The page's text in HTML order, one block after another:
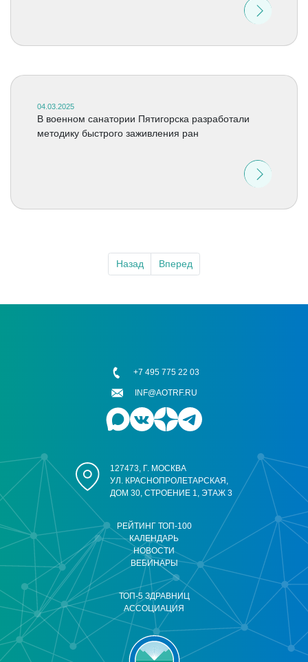
04.03.2025
В военном санатории Пятигорска разработали
методику быстрого заживления ран
Назад Вперед
РЕЙТИНГ ТОП-100
КАЛЕНДАРЬ
НОВОСТИ
ВЕБИНАРЫ
ТОП-5 ЗДРАВНИЦ
АССОЦИАЦИЯ
127473, Г. МОСКВА
УЛ. КРАСНОПРОЛЕТАРСКАЯ,
ДОМ 30, СТРОЕНИЕ 1, ЭТАЖ 3
+7 495 775 22 03
INF@AOTRF.RU